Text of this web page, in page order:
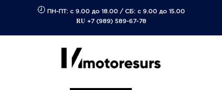
ПН-ПТ: с 9.00 до 18.00/ СБ: с 9.00 до 15.00
RU +7 (989) 589-67-78